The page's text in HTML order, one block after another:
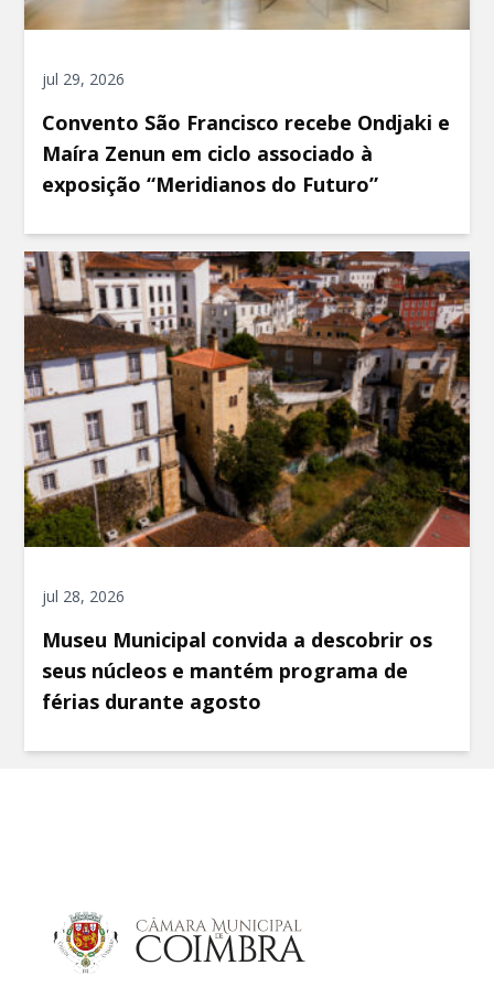
jul 29, 2026
Convento São Francisco recebe Ondjaki e
Maíra Zenun em ciclo associado à
exposição “Meridianos do Futuro”
jul 28, 2026
Museu Municipal convida a descobrir os
seus núcleos e mantém programa de
férias durante agosto